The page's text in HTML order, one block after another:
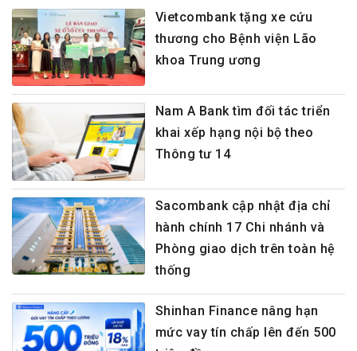
Vietcombank tặng xe cứu
thương cho Bệnh viện Lão
khoa Trung ương
Nam A Bank tìm đối tác triển
khai xếp hạng nội bộ theo
Thông tư 14
Sacombank cập nhật địa chỉ
hành chính 17 Chi nhánh và
Phòng giao dịch trên toàn hệ
thống
Shinhan Finance nâng hạn
mức vay tín chấp lên đến 500